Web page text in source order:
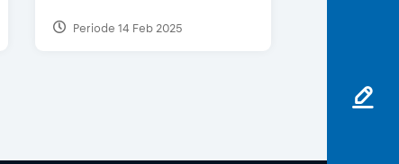
Periode 14 Feb 2025